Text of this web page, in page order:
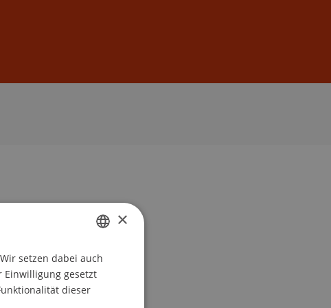
GERMAN
ENGLISH
×
setzen dabei auch
Einwilligung gesetzt
dieser